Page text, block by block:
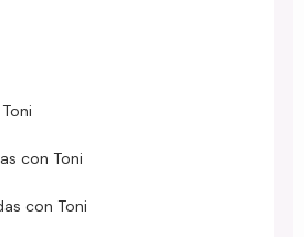
con Toni
con Toni